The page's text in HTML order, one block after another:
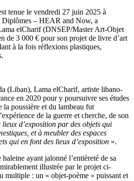
tenue le vendredi 27 juin 2025 à
Diplômes – HEAR and Now, a
elCharif (DNSEP/Master Art-Objet
de 3 000 € pour son projet de livre d’art
à la fois réflexions plastiques,
(Liban), Lama elCharif, artiste libano-
en 2020 pour y poursuivre ses études
poussière et du lambeau fut
de la guerre et cherche, de son
d’exposition par des objets qui
et à meubler des espaces
qui en font des lieux d’exposition ».
ayant jalonné l’entièreté de sa
illustrée par le projet ci-
multiple : un « objet-poème » puissant et